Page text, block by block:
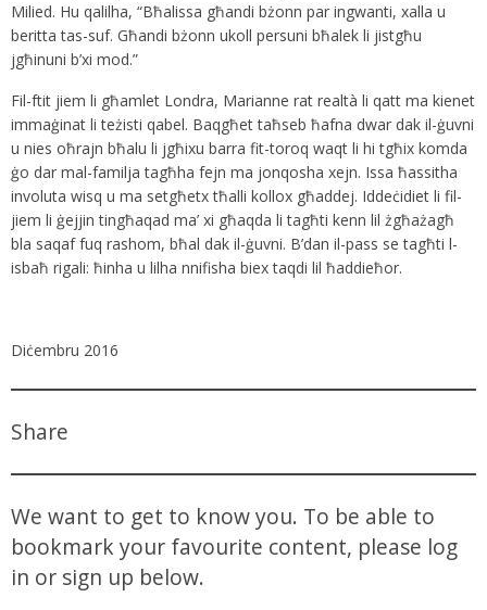
Milied. Hu qalilha, “Bħalissa għandi bżonn par ingwanti, xalla u
beritta tas-suf. Għandi bżonn ukoll persuni bħalek li jistgħu
jgħinuni b’xi mod.”
Fil-ftit jiem li għamlet Londra, Marianne rat realtà li qatt ma kienet
immaġinat li teżisti qabel. Baqgħet taħseb ħafna dwar dak il-ġuvni
u nies oħrajn bħalu li jgħixu barra fit-toroq waqt li hi tgħix komda
ġo dar mal-familja tagħha fejn ma jonqosha xejn. Issa ħassitha
involuta wisq u ma setgħetx tħalli kollox għaddej. Iddeċidiet li fil-
jiem li ġejjin tingħaqad ma’ xi għaqda li tagħti kenn lil żgħażagħ
bla saqaf fuq rashom, bħal dak il-ġuvni. B’dan il-pass se tagħti l-
isbaħ rigali: ħinha u lilha nnifisha biex taqdi lil ħaddieħor.
Diċembru 2016
Share
We want to get to know you. To be able to
bookmark your favourite content, please log
in or sign up below.